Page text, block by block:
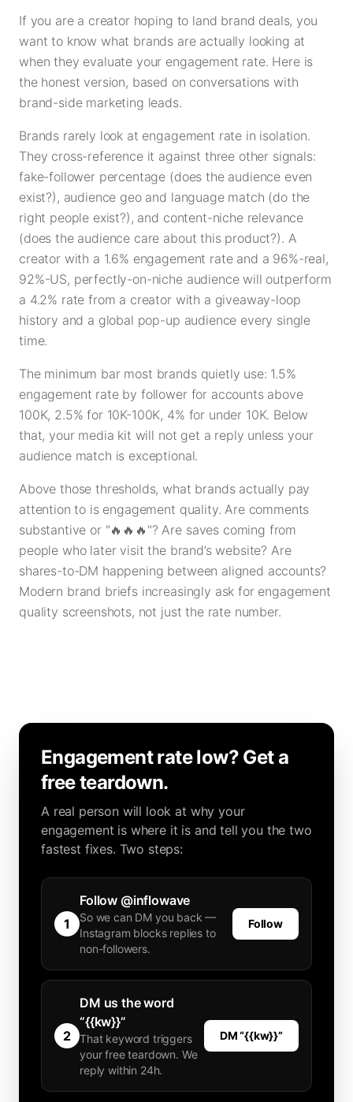
If you are a creator hoping to land brand deals, you
want to know what brands are actually looking at
when they evaluate your engagement rate. Here is
the honest version, based on conversations with
brand-side marketing leads.
Brands rarely look at engagement rate in isolation.
They cross-reference it against three other signals:
fake-follower percentage (does the audience even
exist?), audience geo and language match (do the
right people exist?), and content-niche relevance
(does the audience care about this product?). A
creator with a 1.6% engagement rate and a 96%-real,
92%-US, perfectly-on-niche audience will outperform
a 4.2% rate from a creator with a giveaway-loop
history and a global pop-up audience every single
time.
The minimum bar most brands quietly use: 1.5%
engagement rate by follower for accounts above
100K, 2.5% for 10K-100K, 4% for under 10K. Below
that, your media kit will not get a reply unless your
audience match is exceptional.
Above those thresholds, what brands actually pay
attention to is engagement quality. Are comments
substantive or "🔥🔥🔥"? Are saves coming from
people who later visit the brand’s website? Are
shares-to-DM happening between aligned accounts?
Modern brand briefs increasingly ask for engagement
quality screenshots, not just the rate number.
Engagement rate low? Get a
free teardown.
A real person will look at why your
engagement is where it is and tell you the two
fastest fixes. Two steps:
1
Follow @inflowave
So we can DM you back —
Instagram blocks replies to
non-followers.
Follow
2
DM us the word
“{{kw}}”
That keyword triggers
your free teardown. We
reply within 24h.
DM “{{kw}}”